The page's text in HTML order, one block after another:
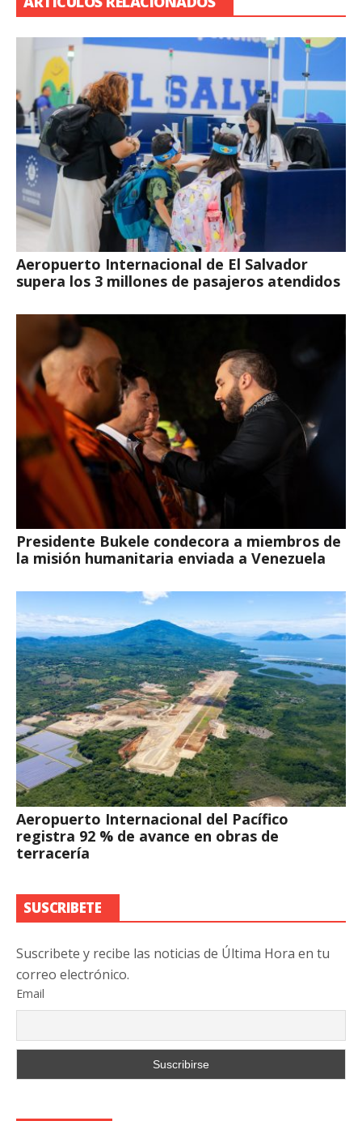
Aeropuerto Internacional de El Salvador
supera los 3 millones de pasajeros atendidos
Presidente Bukele condecora a miembros de
la misión humanitaria enviada a Venezuela
Aeropuerto Internacional del Pacífico
registra 92 % de avance en obras de
terracería
SUSCRIBETE
Suscribete y recibe las noticias de Última Hora en tu
correo electrónico.
Email